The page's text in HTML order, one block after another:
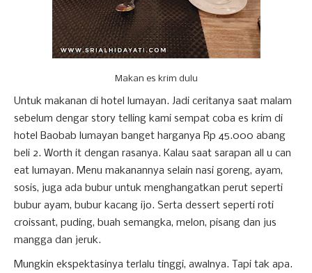
Makan es krim dulu
Untuk makanan di hotel lumayan. Jadi ceritanya saat malam
sebelum dengar story telling kami sempat coba es krim di
hotel Baobab lumayan banget harganya Rp 45.000 abang
beli 2. Worth it dengan rasanya. Kalau saat sarapan all u can
eat lumayan. Menu makanannya selain nasi goreng, ayam,
sosis, juga ada bubur untuk menghangatkan perut seperti
bubur ayam, bubur kacang ijo. Serta dessert seperti roti
croissant, puding, buah semangka, melon, pisang dan jus
mangga dan jeruk.
Mungkin ekspektasinya terlalu tinggi, awalnya. Tapi tak apa.